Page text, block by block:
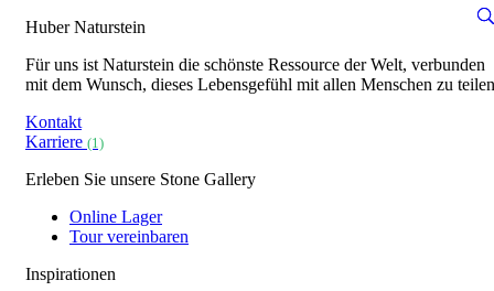
Huber Naturstein
Für uns ist Naturstein die schönste Ressource der Welt, verbunden
mit dem Wunsch, dieses Lebensgefühl mit allen Menschen zu
Kontakt
Karriere (1)
Erleben Sie unsere Stone Gallery
Online Lager
Tour vereinbaren
Inspirationen